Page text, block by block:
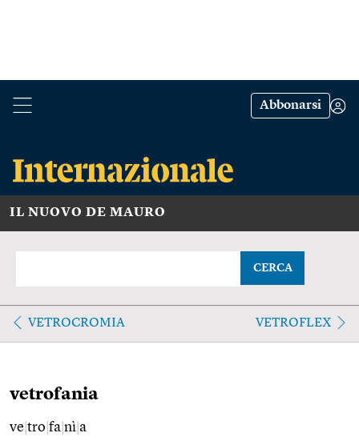
Abbonarsi
IL NUOVO DE MAURO
CERCA
VETROCROMIA VETROFLEX
vetrofania
ve tro fa nì a